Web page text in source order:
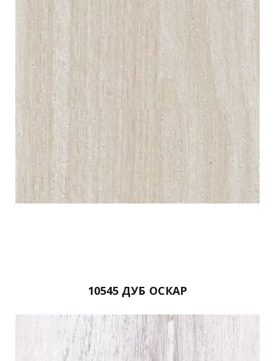
10545 ДУБ ОСКАР